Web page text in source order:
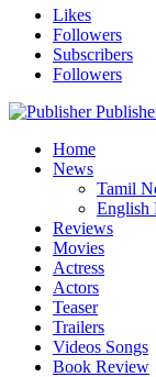
Likes
Followers
Subscribers
Followers
Home
News
Tamil
English
Reviews
Movies
Actress
Actors
Teaser
Trailers
Videos Songs
Book Review